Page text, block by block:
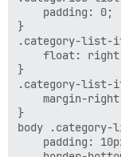
    padding: 0;
}
.category-list-
float:
}
.category-list-
margin-
}
body
padding: